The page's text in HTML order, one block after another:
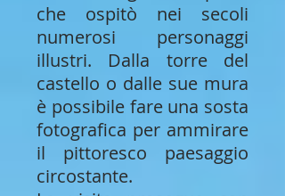
che ospitò nei secoli
numerosi personaggi
illustri. Dalla torre del
castello o dalle sue mura
è possibile fare una sosta
fotografica per ammirare
il pittoresco paesaggio
circostante.